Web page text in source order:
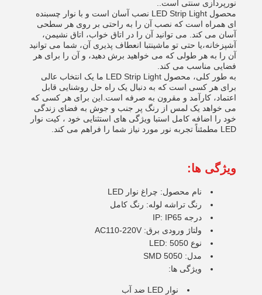
نورپردازی سنتی است..
محصول LED Strip Light نصب آسان است و با نوار چسبنده
ای همراه است که نصب آن را به راحتی بر روی هر سطحی
آسان می کند. می توانید آن را در اتاق خواب، اتاق نشیمن،
آشپزخانه،یا حتی تو ماشینتبا انعطاف پذیری آن، شما می توانید
آن را به هر طولی که می خواهید برش دهید، و آن را برای هر
فضایی مناسب می کند.
به طور کلی، محصول LED Strip Light ما یک انتخاب عالی
برای هر کسی است که به دنبال یک راه حل روشنایی قابل
اعتماد، کارآمد و مقرون به صرفه است.این برای هر کسی که
می خواهد یک لمس از رنگ پر جنب و جوش به فضای زندگی
خود را اضافه کامل استبا ویژگی های استثنایی خود ، کیت نوار
LED مطمئناً تجربه نور مورد نیاز شما را فراهم می کند.
ویژگی ها:
نام محصول: چراغ نوار LED
رنگ تراشه لوله: رنگ کامل
درجه IP: IP65
ولتاژ ورودی برق: AC110-220V
نوع LED: 5050
مدل: SMD 5050
ویژگی ها:
نوار LED ضد آب